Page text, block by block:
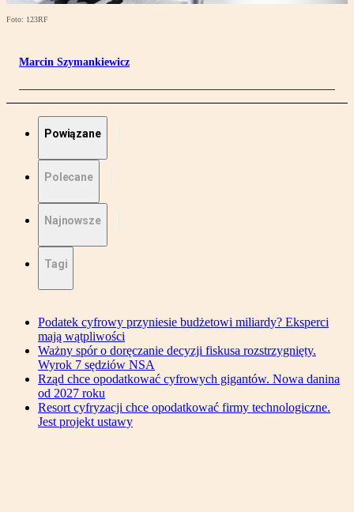
Foto: 123RF
Marcin Szymankiewicz
Powiązane
Polecane
Najnowsze
Tagi
Podatek cyfrowy przyniesie budżetowi miliardy? Eksperci
mają wątpliwości
Ważny spór o doręczanie decyzji fiskusa rozstrzygnięty.
Wyrok 7 sędziów NSA
Rząd chce opodatkować cyfrowych gigantów. Nowa danina
od 2027 roku
Resort cyfryzacji chce opodatkować firmy technologiczne.
Jest projekt ustawy